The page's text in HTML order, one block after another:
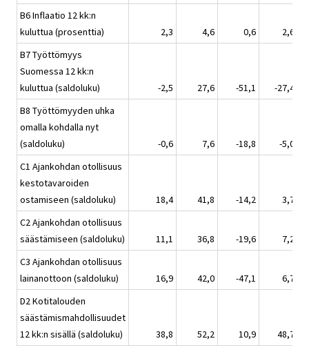
B6 Inflaatio 12 kk:n
kuluttua (prosenttia)
2,3 4,6 0,6
2,6
B7 Työttömyys
Suomessa 12 kk:n
kuluttua (saldoluku)
-2,5 27,6 -51,1
-27,4
B8 Työttömyyden uhka
omalla kohdalla nyt
(saldoluku)
-0,6 7,6 -18,8
-5,0
C1 Ajankohdan otollisuus
kestotavaroiden
ostamiseen (saldoluku)
18,4 41,8 -14,2
3,7
C2 Ajankohdan otollisuus
säästämiseen (saldoluku)
11,1 36,8 -19,6
7,2
C3 Ajankohdan otollisuus
lainanottoon (saldoluku)
16,9 42,0 -47,1
6,7
D2 Kotitalouden
säästämismahdollisuudet
12 kk:n sisällä (saldoluku)
38,8 52,2 10,9 48,7